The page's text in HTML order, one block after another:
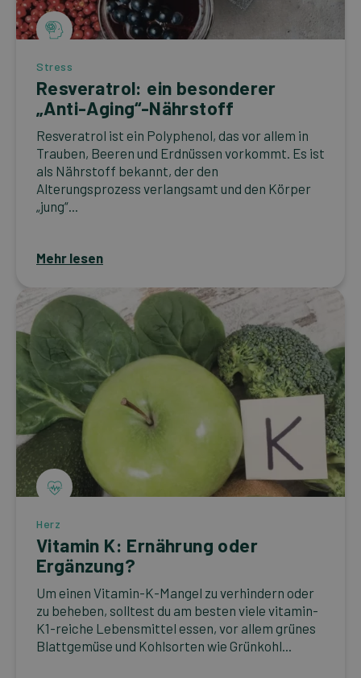
Stress
Resveratrol: ein besonderer
„Anti-Aging“-Nährstoff
Resveratrol ist ein Polyphenol, das vor allem in
Trauben, Beeren und Erdnüssen vorkommt. Es ist
als Nährstoff bekannt, der den
Alterungsprozess verlangsamt und den Körper
„jung“...
Mehr lesen
Herz
Vitamin K: Ernährung oder
Ergänzung?
Um einen Vitamin-K-Mangel zu verhindern oder
zu beheben, solltest du am besten viele vitamin-
K1-reiche Lebensmittel essen, vor allem grünes
Blattgemüse und Kohlsorten wie Grünkohl...